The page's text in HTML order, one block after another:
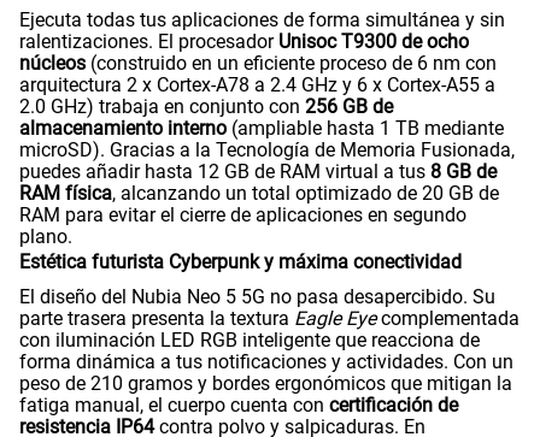
Ejecuta todas tus aplicaciones de forma simultánea y sin
ralentizaciones. El procesador Unisoc T9300 de ocho
núcleos (construido en un eficiente proceso de 6 nm con
arquitectura 2 x Cortex-A78 a 2.4 GHz y 6 x Cortex-A55 a
2.0 GHz) trabaja en conjunto con 256 GB de
almacenamiento interno (ampliable hasta 1 TB mediante
microSD). Gracias a la Tecnología de Memoria Fusionada,
puedes añadir hasta 12 GB de RAM virtual a tus 8 GB de
RAM física, alcanzando un total optimizado de 20 GB de
RAM para evitar el cierre de aplicaciones en segundo
plano.
Estética futurista Cyberpunk y máxima conectividad
El diseño del Nubia Neo 5 5G no pasa desapercibido. Su
parte trasera presenta la textura Eagle Eyecomplementada
con iluminación LED RGB inteligente que reacciona de
forma dinámica a tus notificaciones y actividades. Con un
peso de 210 gramos y bordes ergonómicos que mitigan la
fatiga manual, el cuerpo cuenta con certificación de
resistencia IP64contra polvo y salpicaduras. En